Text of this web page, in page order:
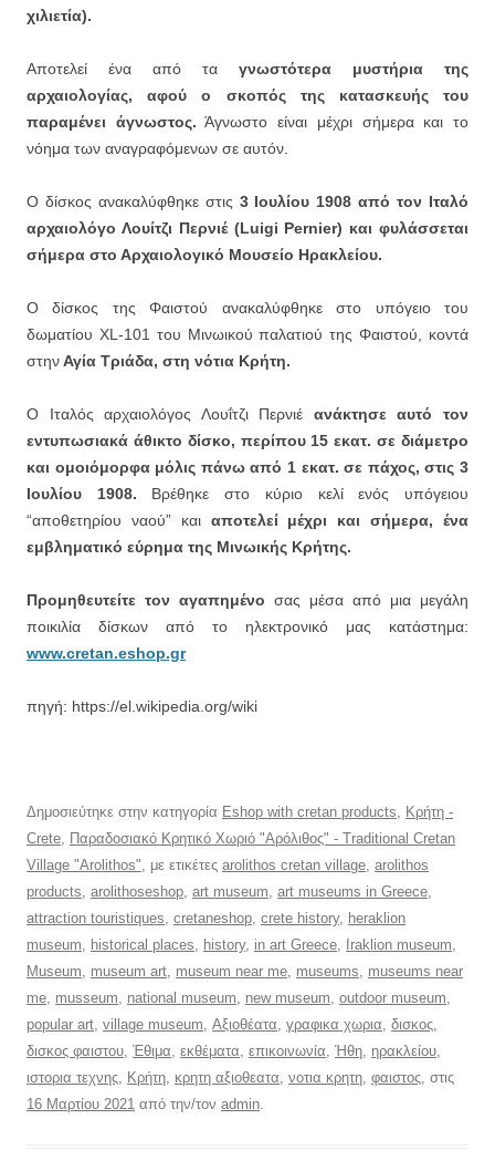
χιλιετία).
Αποτελεί ένα από τα γνωστότερα μυστήρια της
αρχαιολογίας, αφού ο σκοπός της κατασκευής του
παραμένει άγνωστος. Άγνωστο είναι μέχρι σήμερα και το
νόημα των αναγραφόμενων σε αυτόν.
Ο δίσκος ανακαλύφθηκε στις 3 Ιουλίου 1908 από τον Ιταλό
αρχαιολόγο Λουίτζι Περνιέ (Luigi Pernier) και φυλάσσεται
σήμερα στο Αρχαιολογικό Μουσείο Ηρακλείου.
Ο δίσκος της Φαιστού ανακαλύφθηκε στο υπόγειο του
δωματίου XL-101 του Μινωικού παλατιού της Φαιστού, κοντά
στηνΑγία Τριάδα, στη νότια Κρήτη.
Ο Ιταλός αρχαιολόγος Λουΐτζι Περνιέ ανάκτησε αυτό τον
εντυπωσιακά άθικτο δίσκο, περίπου 15 εκατ. σε διάμετρο
και ομοιόμορφα μόλις πάνω από 1 εκατ. σε πάχος, στις 3
Ιουλίου 1908. Βρέθηκε στο κύριο κελί ενός υπόγειου
“αποθετηρίου ναού” και αποτελεί μέχρι και σήμερα, ένα
εμβληματικό εύρημα της Μινωικής Κρήτης.
Προμηθευτείτε τον αγαπημένο σας μέσα από μια μεγάλη
ποικιλία δίσκων από το ηλεκτρονικό μας κατάστημα:
www.cretan.eshop.gr
πηγή: https://el.wikipedia.org/wiki
Δημοσιεύτηκε στην κατηγορία Eshop with cretan products, Κρήτη -
Crete, Παραδοσιακό Κρητικό Χωριό "Αρόλιθος" - Traditional Cretan
Village "Arolithos", με ετικέτες arolithos cretan village, arolithos
products, arolithoseshop, art museum, art museums in Greece,
attraction touristiques, cretaneshop, crete history, heraklion
museum, historical places, history, in art Greece, Iraklion museum,
Museum, museum art, museum near me, museums, museums near
me, musseum, national museum, new museum, outdoor museum,
popular art, village museum, Αξιοθέατα, γραφικα χωρια, δισκος,
δισκος φαιστου, Έθιμα, εκθέματα, επικοινωνία, Ήθη, ηρακλείου,
ιστορια τεχνης, Κρήτη, κρητη αξιοθεατα, νοτια κρητη, φαιστος, στις
16 Μαρτίου 2021 από την/τον admin.